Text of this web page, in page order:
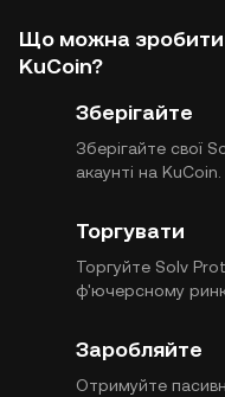
Що можна зробити
KuCoin?
Зберігайте
Зберігайте свої
акаунті на KuCoin.
Торгувати
Торгуйте Solv
ф'ючерсному
Заробляйте
Отримуйте